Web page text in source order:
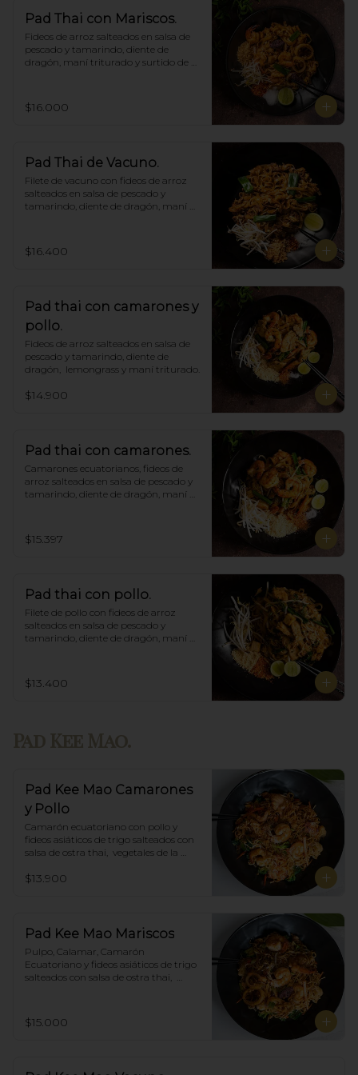
Pad Thai con Mariscos.
Fideos de arroz salteados en salsa de
pescado y tamarindo, diente de
dragón, maní triturado y surtido de
$16.000
Pad Thai de Vacuno.
Filete de vacuno con fideos de arroz
salteados en salsa de pescado y
tamarindo, diente de dragón, maní
$16.400
Pad thai con camarones y
pollo.
Fideos de arroz salteados en salsa de
pescado y tamarindo, diente de
dragón,  lemongrass y maní triturado.
$14.900
Pad thai con camarones.
Camarones ecuatorianos, fideos de
arroz salteados en salsa de pescado y
tamarindo, diente de dragón, maní
$15.397
Pad thai con pollo.
Filete de pollo con fideos de arroz
salteados en salsa de pescado y
tamarindo, diente de dragón, maní
$13.400
Pad Kee Mao Camarones
y Pollo
Camarón ecuatoriano con pollo y
fideos asiáticos de trigo salteados con
salsa de ostra thai,  vegetales de la
$13.900
Pad Kee Mao Mariscos
Pulpo, Calamar, Camarón
Ecuatoriano y fideos asiáticos de trigo
salteados con salsa de ostra thai,
$15.000